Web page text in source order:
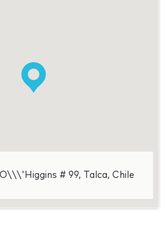
# 99, Talca, Chile